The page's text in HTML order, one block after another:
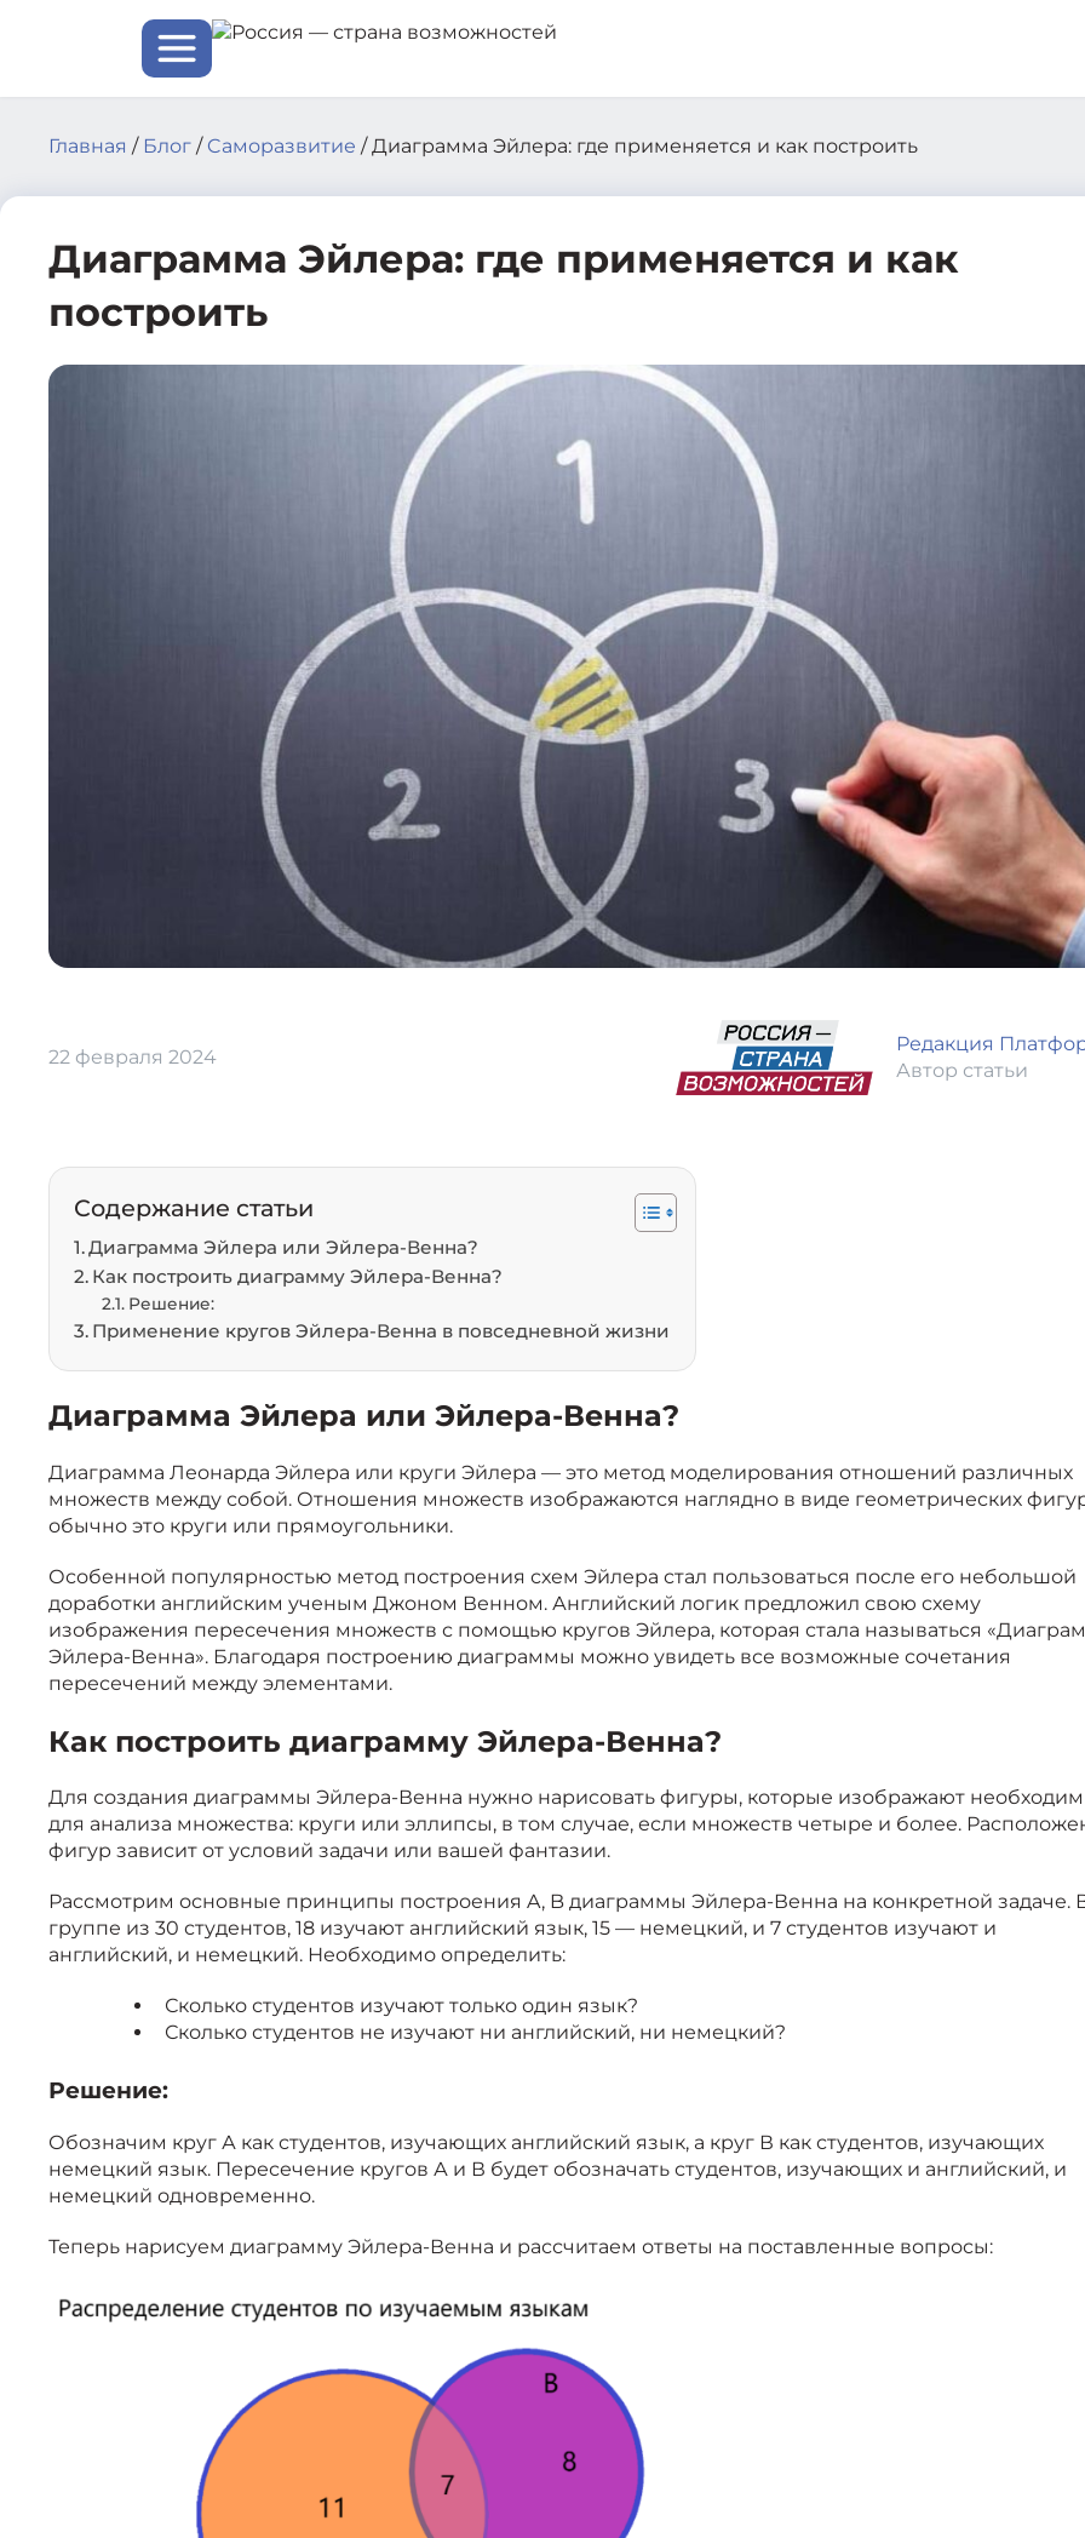
Главная / Блог /Cаморазвитие /Диаграмма Эйлера: где применяется и как построить
Диаграмма Эйлера: где применяется и как
построить
22 февраля 2024
Редакция
Автор статьи
Содержание статьи
Диаграмма Эйлера или Эйлера-Венна?
Как построить диаграмму Эйлера-Венна?
Решение:
Применение кругов Эйлера-Венна в повседневной жизни
Диаграмма Эйлера или Эйлера-Венна?
Диаграмма Леонарда Эйлера или круги Эйлера — это метод моделирования отношений различных
множеств между собой. Отношения множеств изображаются наглядно в виде геометрических
обычно это круги или прямоугольники.
Особенной популярностью метод построения схем Эйлера стал пользоваться после его небольшой
доработки английским ученым Джоном Венном. Английский логик предложил свою схему
изображения пересечения множеств с помощью кругов Эйлера, которая стала называться
Эйлера-Венна». Благодаря построению диаграммы можно увидеть все возможные сочетания
пересечений между элементами.
Как построить диаграмму Эйлера-Венна?
Для создания диаграммы Эйлера-Венна нужно нарисовать фигуры, которые изображают
для анализа множества: круги или эллипсы, в том случае, если множеств четыре и более.
фигур зависит от условий задачи или вашей фантазии.
Рассмотрим основные принципы построения A, B диаграммы Эйлера-Венна на конкретной задаче.
группе из 30 студентов, 18 изучают английский язык, 15 — немецкий, и 7 студентов изучают и
английский, и немецкий. Необходимо определить:
Сколько студентов изучают только один язык?
Сколько студентов не изучают ни английский, ни немецкий?
Решение:
Обозначим круг А как студентов, изучающих английский язык, а круг В как студентов, изучающих
немецкий язык. Пересечение кругов А и В будет обозначать студентов, изучающих и английский, и
немецкий одновременно.
Теперь нарисуем диаграмму Эйлера-Венна и рассчитаем ответы на поставленные вопросы: